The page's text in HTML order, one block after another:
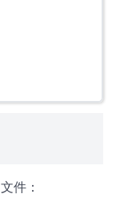
文件：